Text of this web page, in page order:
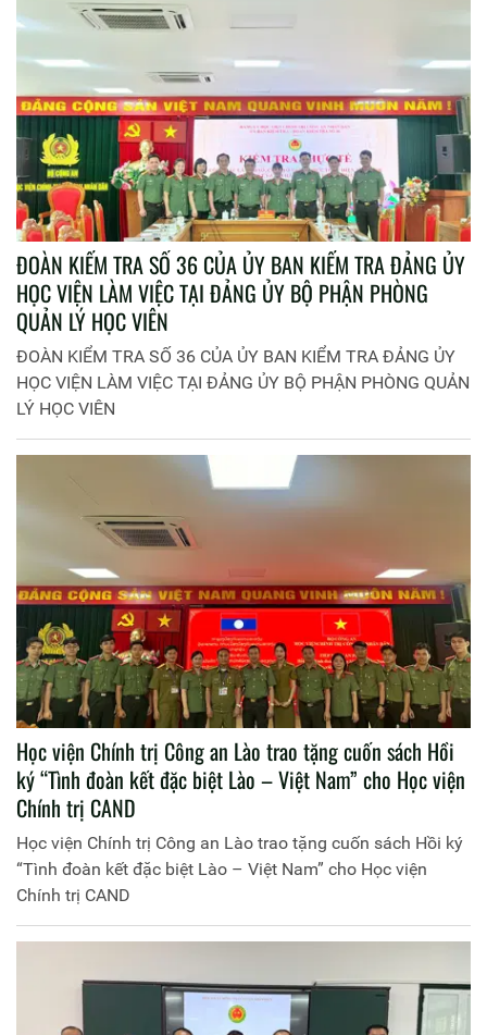
ĐOÀN KIỂM TRA SỐ 36 CỦA ỦY BAN KIỂM TRA ĐẢNG ỦY
HỌC VIỆN LÀM VIỆC TẠI ĐẢNG ỦY BỘ PHẬN PHÒNG
QUẢN LÝ HỌC VIÊN
ĐOÀN KIỂM TRA SỐ 36 CỦA ỦY BAN KIỂM TRA ĐẢNG ỦY
HỌC VIỆN LÀM VIỆC TẠI ĐẢNG ỦY BỘ PHẬN PHÒNG QUẢN
LÝ HỌC VIÊN
Học viện Chính trị Công an Lào trao tặng cuốn sách Hồi
ký “Tình đoàn kết đặc biệt Lào – Việt Nam” cho Học viện
Chính trị CAND
Học viện Chính trị Công an Lào trao tặng cuốn sách Hồi ký
“Tình đoàn kết đặc biệt Lào – Việt Nam” cho Học viện
Chính trị CAND